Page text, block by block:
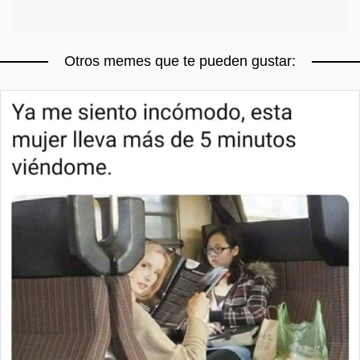
Otros memes que te pueden gustar: